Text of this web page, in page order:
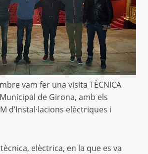
vam fer una visita TÈCNICA
de Girona, amb els
d’Instal·lacions elèctriques i
elèctrica, en la que es va